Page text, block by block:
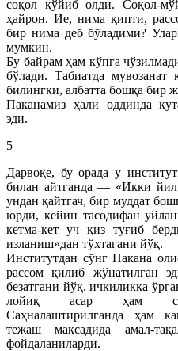
соқол қўйиб олди. Соқол-
ҳайрон. Ие, нима қипти,
бир нима деб бўладими?
мумкин.
Бу байрам ҳам кўпга
бўлади. Табиатда
билингки, албатта бошқа бир
Паканамиз ҳали оддинда
эди.
5
Дарвоқе, бу орада у
билан айтганда — «Икки йил
ундан қайтгач, бир муддат
юрди, кейин тасодифан
кетма-кет уч қиз туғиб
изланиш»дан тўхтагани йўқ.
Институтдан сўнг Пакана
рассом қилиб жўнатилган
безатгани йўқ, ичкиликка
лойиқ асар ҳам
Саҳналаштирилганда ҳам
тежаш мақсадида амал-
фойдаланиларди.